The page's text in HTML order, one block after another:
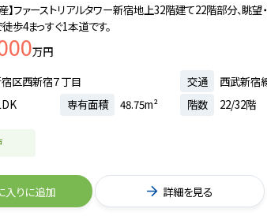
】ファーストリアルタワー新宿地上32階建て22階部分、眺
歩4まっすぐ1本道です。
万円
区西新宿７丁目 交通
西武新宿
専有面積 48.75m² 階数 22/32階
入りに追加 詳細を見る